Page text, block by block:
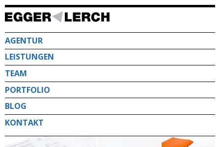
Direkt
zum
AGENTUR
LEISTUNGEN
TEAM
PORTFOLIO
BLOG
KONTAKT